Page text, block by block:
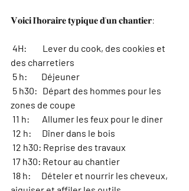
𝐕𝐨𝐢𝐜𝐢 𝐥'𝐡𝐨𝐫𝐚𝐢𝐫𝐞 𝐭𝐲𝐩𝐢𝐪𝐮𝐞 𝐝'𝐮𝐧 𝐜𝐡𝐚𝐧𝐭𝐢𝐞𝐫:
4H:         Lever du cook, des cookies et
des charretiers
5 h:        Déjeuner
zones de coupe
11 h:       Allumer les feux pour le diner
12 h:      Dîner dans le bois
12 h30: Reprise des travaux
17 h30: Retour au chantier